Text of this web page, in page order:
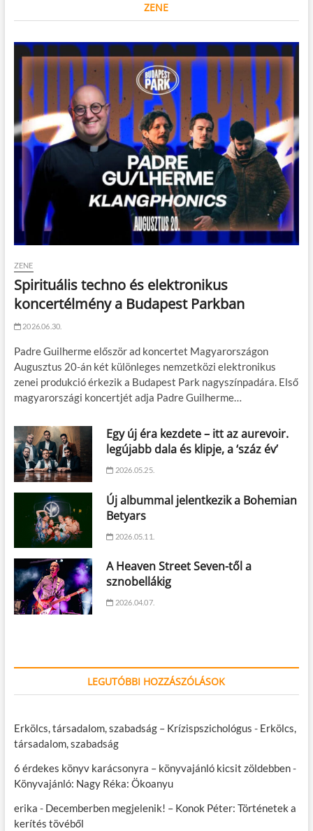
ZENE
ZENE
Spirituális techno és elektronikus
koncertélmény a Budapest Parkban
2026.06.30.
Padre Guilherme először ad koncertet Magyarországon
Augusztus 20-án két különleges nemzetközi elektronikus
zenei produkció érkezik a Budapest Park nagyszínpadára. Első
magyarországi koncertjét adja Padre Guilherme…
Egy új éra kezdete – itt az aurevoir.
legújabb dala és klipje, a ‘száz év’
2026.05.25.
Új albummal jelentkezik a Bohemian
Betyars
2026.05.11.
A Heaven Street Seven-től a
sznobellákig
2026.04.07.
LEGUTÓBBI HOZZÁSZÓLÁSOK
Erkölcs, társadalom, szabadság – Krízispszichológus - Erkölcs,
társadalom, szabadság
6 érdekes könyv karácsonyra – könyvajánló kicsit zöldebben-
Könyvajánló: Nagy Réka: Ökoanyu
erika - Decemberben megjelenik! – Konok Péter: Történetek a
kerítés tövéből